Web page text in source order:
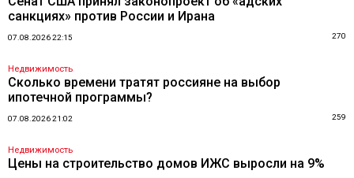
санкциях» против России и Ирана
07.08.2026 22:15 270
Недвижимость
Сколько времени тратят россияне на выбор
ипотечной программы?
07.08.2026 21:02 259
Недвижимость
Цены на строительство домов ИЖС выросли на 9%